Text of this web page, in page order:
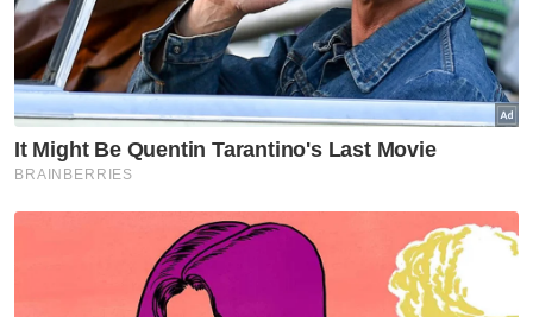
Salah Sarsour pendukung hak
Palestin